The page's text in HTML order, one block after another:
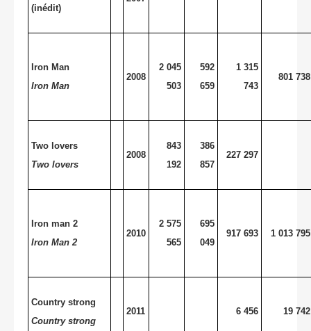
(inédit)
Iron Man
Iron Man
2008
2 045
503
592
659
1 315
743
801 738
Two lovers
Two lovers
2008
843
192
386
857
227 297
Iron man 2
Iron Man 2
2010
2 575
565
695
049
917 693 1 013 795
Country strong
Country strong
2011 6 456 19 742